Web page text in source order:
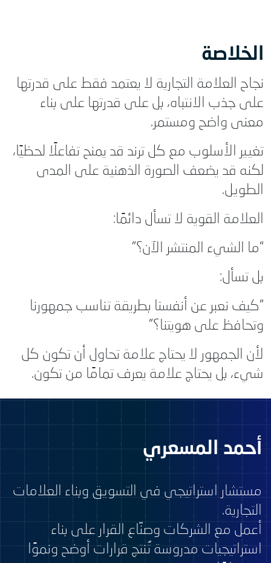
الخلاصة
نجاح العلامة التجارية لا يعتمد فقط على قدرتها
على جذب الانتباه، بل على قدرتها على بناء
معنى واضح ومستمر.
تغيير الأسلوب مع كل ترند قد يمنح تفاعلًا لحظيًا،
لكنه قد يضعف الصورة الذهنية على المدى
الطويل.
العلامة القوية لا تسأل دائمًا:
“ما الشيء المنتشر الآن؟”
بل تسأل:
“كيف نعبر عن أنفسنا بطريقة تناسب جمهورنا
وتحافظ على هويتنا؟”
لأن الجمهور لا يحتاج علامة تحاول أن تكون كل
شيء، بل يحتاج علامة يعرف تمامًا من تكون.
أحمد المسعري
مستشار استراتيجي في التسويق وبناء العلامات
التجارية.
أعمل مع الشركات وصنّاع القرار على بناء
استراتيجيات مدروسة تُنتج قرارات أوضح ونموًا